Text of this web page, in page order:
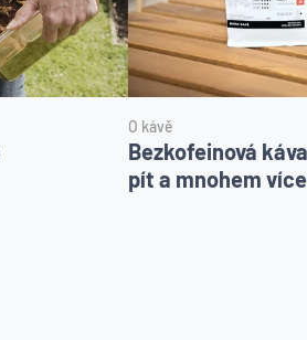
O kávě
Bezkofeinová
pít a mnohem více